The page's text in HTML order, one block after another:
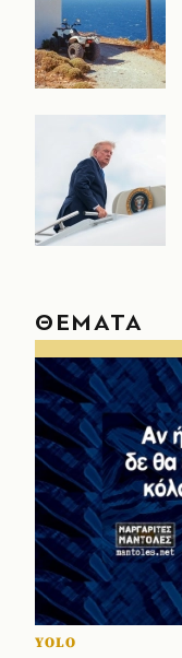
ΘΕΜΑΤΑ
YOLO